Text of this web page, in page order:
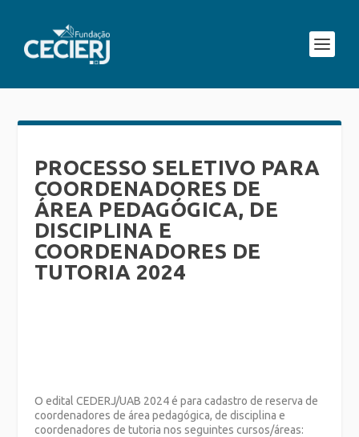
PROCESSO SELETIVO PARA
COORDENADORES DE
ÁREA PEDAGÓGICA, DE
DISCIPLINA E
COORDENADORES DE
TUTORIA 2024
O edital CEDERJ/UAB 2024 é para cadastro de reserva de
coordenadores de área pedagógica, de disciplina e
coordenadores de tutoria nos seguintes cursos/áreas: